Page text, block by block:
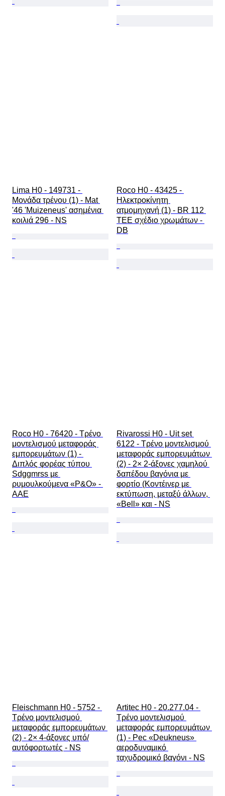
Lima H0 - 149731 -
Μονάδα τρένου (1) - Mat
'46 'Muizeneus' ασημένια
κοιλιά 296 - NS
Roco H0 - 43425 -
Ηλεκτροκίνητη
ατμομηχανή (1) - BR 112
TEE σχέδιο χρωμάτων -
DB
Roco H0 - 76420 - Τρένο
μοντελισμού μεταφοράς
εμπορευμάτων (1) -
Διπλός φορέας τύπου
Sdggmrss με
ρυμουλκούμενα «P&O» -
AAE
Rivarossi H0 - Uit set
6122 - Τρένο μοντελισμού
μεταφοράς εμπορευμάτων
(2) - 2× 2-άξονες χαμηλού
δαπέδου βαγόνια με
φορτίο (Κοντέινερ με
εκτύπωση, μεταξύ άλλων,
«Bell» και - NS
Fleischmann H0 - 5752 -
Τρένο μοντελισμού
μεταφοράς εμπορευμάτων
(2) - 2× 4-άξονες υπό/
αυτόφορτωτές - NS
Artitec H0 - 20.277.04 -
Τρένο μοντελισμού
μεταφοράς εμπορευμάτων
(1) - Pec «Deukneus»
αεροδυναμικό
ταχυδρομικό βαγόνι - NS